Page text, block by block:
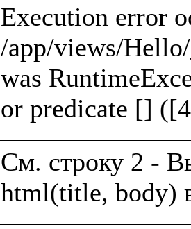
Execution error
/app/views/
was
См. строку 2 -